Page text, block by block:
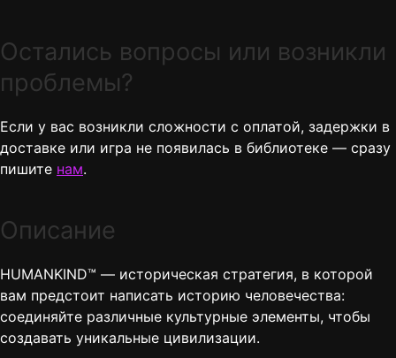
Остались вопросы или возникли
проблемы?
Если у вас возникли сложности с оплатой, задержки в
доставке или игра не появилась в библиотеке — сразу
пишите нам.
Описание
HUMANKIND™ — историческая стратегия, в которой
вам предстоит написать историю человечества:
соединяйте различные культурные элементы, чтобы
создавать уникальные цивилизации.